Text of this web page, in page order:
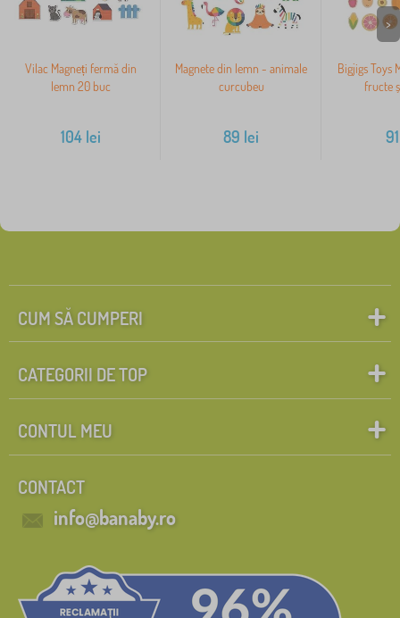
Vilac Magneți fermă din
lemn 20 buc
104lei
Magnete din lemn - animale
curcubeu
89 lei
Bigjigs Toys
fructe
91
>
CUM SĂ CUMPERI
CATEGORII DE TOP
CONTUL MEU
CONTACT
info@banaby.ro